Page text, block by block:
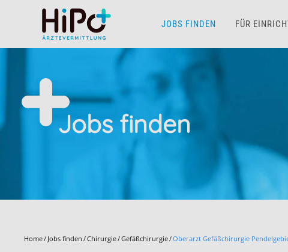
Skip to main content JOBS FINDEN FÜR
Jobs finden
Home Jobs finden Chirurgie Gefäßchirurgie Oberarzt Gefäßchirurgie